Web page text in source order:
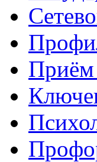
Приём